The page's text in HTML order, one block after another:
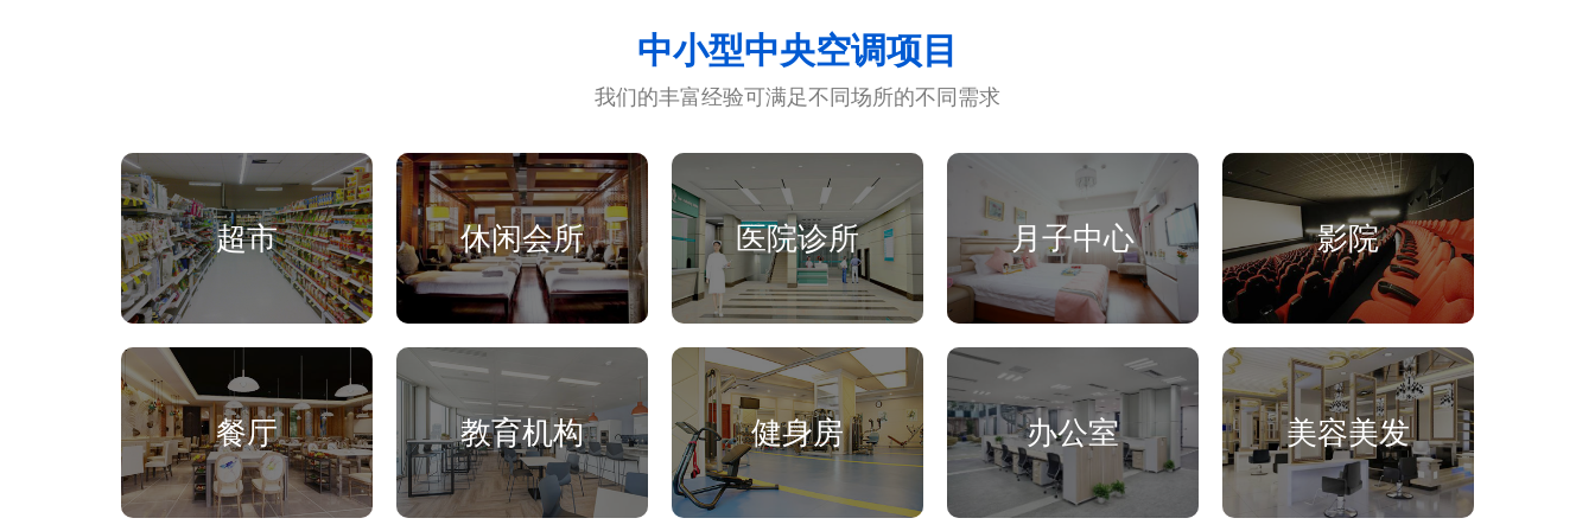
中小型中央空调项目
我们的丰富经验可满足不同场所的不同需求
超市 休闲会所 医院诊所 月子中心 影院
餐厅 教育机构 健身房 办公室 美容美发